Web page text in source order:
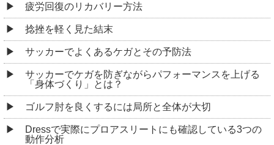
疲労回復のリカバリー方法
捻挫を軽く見た結末
サッカーでよくあるケガとその予防法
サッカーでケガを防ぎながらパフォーマンスを上げる
「身体づくり」とは？
ゴルフ肘を良くするには局所と全体が大切
Dressで実際にプロアスリートにも確認している3つの
動作分析